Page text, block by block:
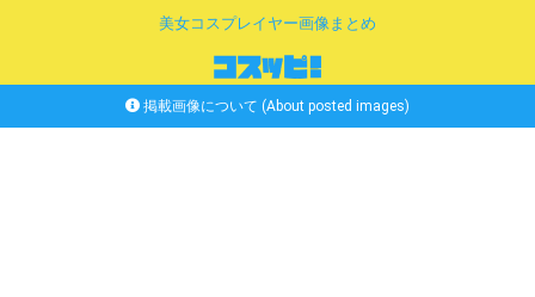
美女コスプレイヤー画像まとめ
掲載画像について (About posted images)